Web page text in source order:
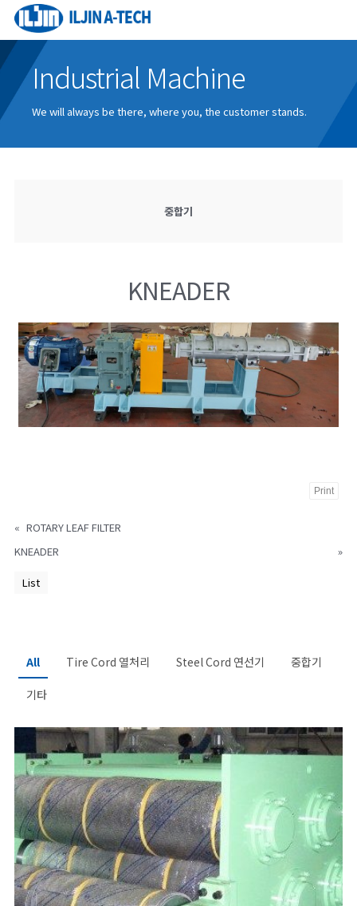
Industrial Machine
We will always be there, where you, the customer stands.
중합기
KNEADER
Print
« ROTARY LEAF FILTER
KNEADER
»
List
All Tire Cord 열처리 Steel Cord 연선기 중합기
기타